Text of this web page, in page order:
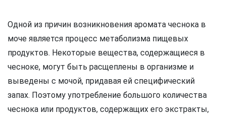
Одной из причин возникновения аромата чеснока в
моче является процесс метаболизма пищевых
продуктов. Некоторые вещества, содержащиеся в
чесноке, могут быть расщеплены в организме и
выведены с мочой, придавая ей специфический
запах. Поэтому употребление большого количества
чеснока или продуктов, содержащих его экстракты,